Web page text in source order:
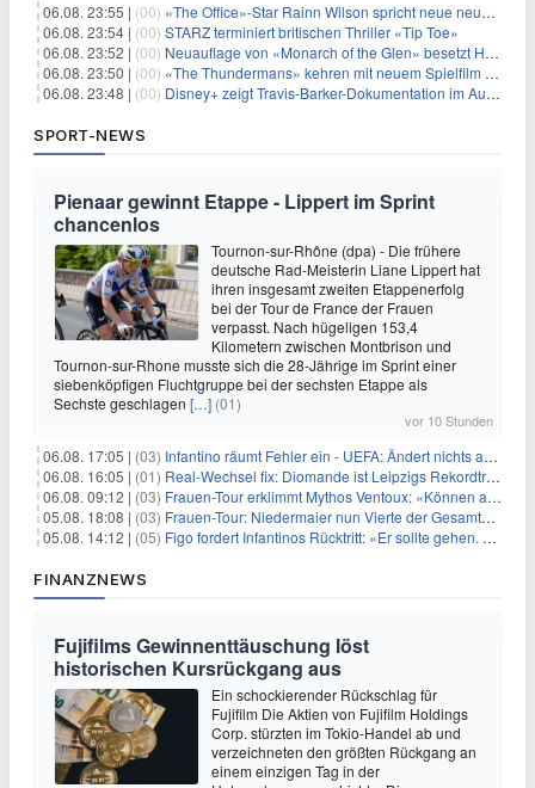
06.08. 23:55 | (00) «The Office»-Star Rainn Wilson spricht neue neuseeländische Serie «Settling»
06.08. 23:54 | (00) STARZ terminiert britischen Thriller «Tip Toe»
06.08. 23:52 | (00) Neuauflage von «Monarch of the Glen» besetzt Hauptrollen
06.08. 23:50 | (00) «The Thundermans» kehren mit neuem Spielfilm zurück
06.08. 23:48 | (00) Disney+ zeigt Travis-Barker-Dokumentation im August
SPORT-NEWS
Pienaar gewinnt Etappe - Lippert im Sprint
chancenlos
Tournon-sur-Rhône (dpa) - Die frühere
deutsche Rad-Meisterin Liane Lippert hat
ihren insgesamt zweiten Etappenerfolg
bei der Tour de France der Frauen
verpasst. Nach hügeligen 153,4
Kilometern zwischen Montbrison und
Tournon-sur-Rhone musste sich die 28-Jährige im Sprint einer
siebenköpfigen Fluchtgruppe bei der sechsten Etappe als
Sechste geschlagen […] (01)
vor 10 Stunden
06.08. 17:05 | (03) Infantino räumt Fehler ein - UEFA: Ändert nichts an Boykott
06.08. 16:05 | (01) Real-Wechsel fix: Diomande ist Leipzigs Rekordtransfer
06.08. 09:12 | (03) Frauen-Tour erklimmt Mythos Ventoux: «Können alles schaffen»
05.08. 18:08 | (03) Frauen-Tour: Niedermaier nun Vierte der Gesamtwertung
05.08. 14:12 | (05) Figo fordert Infantinos Rücktritt: «Er sollte gehen. Jetzt»
FINANZNEWS
Fujifilms Gewinnenttäuschung löst
historischen Kursrückgang aus
Ein schockierender Rückschlag für
Fujifilm Die Aktien von Fujifilm Holdings
Corp. stürzten im Tokio-Handel ab und
verzeichneten den größten Rückgang an
einem einzigen Tag in der